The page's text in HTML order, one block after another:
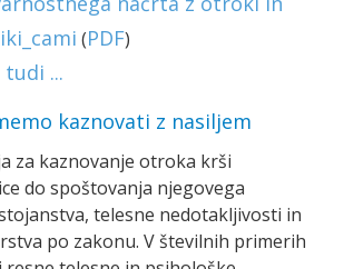
(PDF)
...
kaznovati z nasiljem
za kaznovanje otroka krši
do spoštovanja njegovega
telesne nedotakljivosti in
po zakonu. V številnih primerih